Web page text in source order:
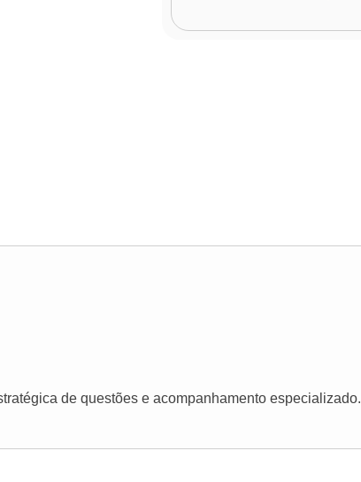
de questões e acompanhamento especializado.